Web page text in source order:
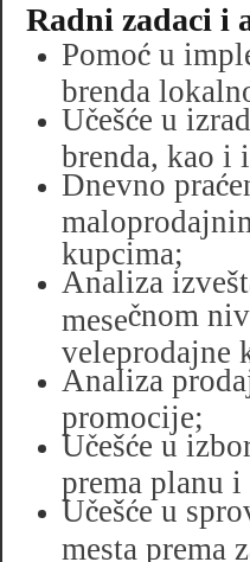
Radni zadaci i
Pomoć u
brenda
Učešće u
brenda, kao i
Dnevno prać
kupcima;
Analiza
mesečnom
veleprodajne
Analiza
promocije;
Učešće u
prema planu i
Učešće u
mesta prema